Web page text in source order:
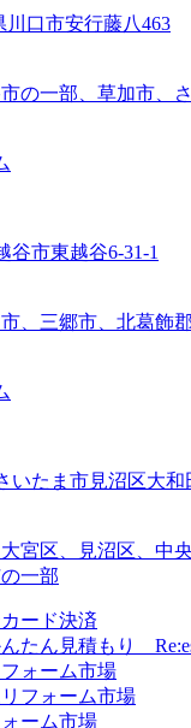
口市安行藤八463
の一部、草加市、
谷市東越谷6-31-1
、三郷市、北葛飾
いたま市見沼区大和
宮区、見沼区、中
一部